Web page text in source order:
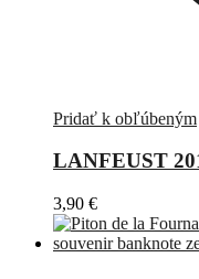
Pridať k obľúbeným
LANFEUST
3,90 €